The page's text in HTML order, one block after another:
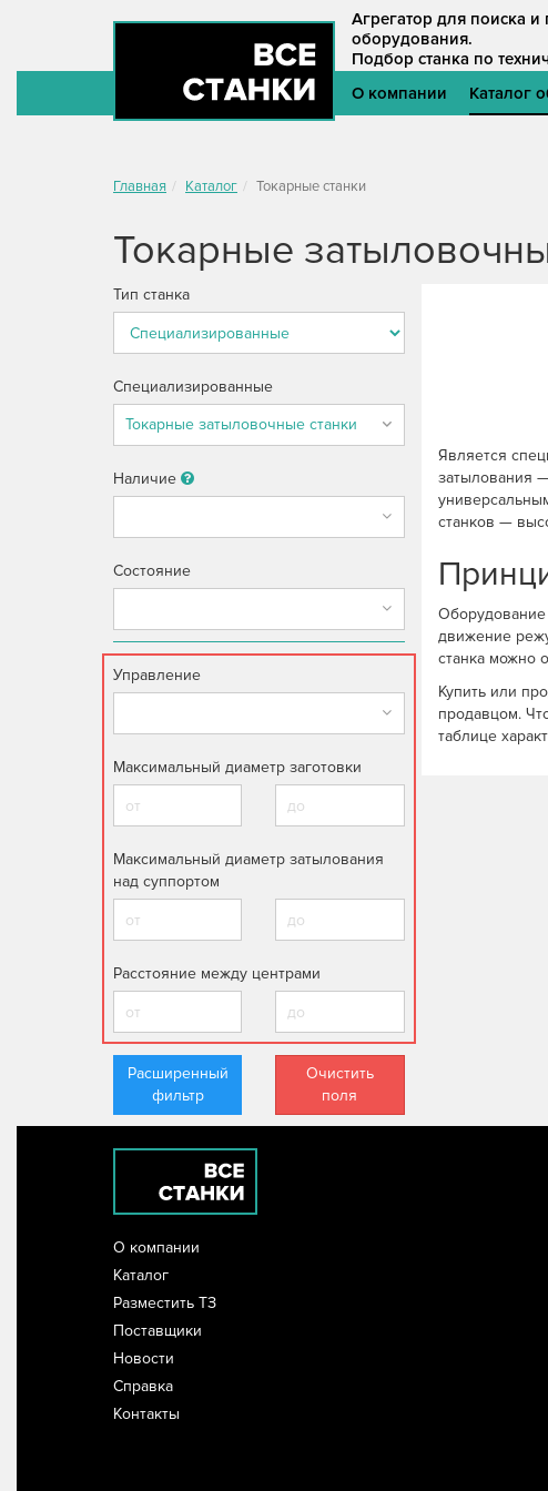
Агрегатор для поиска
оборудования.
Подбор станка по
О компании Каталог
Главная Каталог Токарные станки
Токарные
Тип станка
Специализированные
Наличие
Состояние
Управление
Максимальный диаметр заготовки
Максимальный диаметр затылования
над суппортом
Расстояние между центрами
Расширенный
фильтр
Очистить
поля
Является
затылования
станков —
Оборудование
движение
станка можно
Купить или
продавцом.
таблице
О компании
Каталог
Разместить ТЗ
Поставщики
Новости
Справка
Контакты